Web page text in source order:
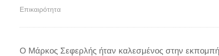
Επικαιρότητα
Ο Μάρκος Σεφερλής ήταν καλεσμένος στην εκπομπή